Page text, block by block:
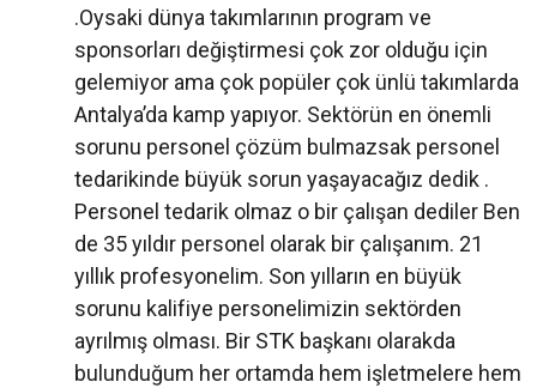
.Oysaki dünya takımlarının program ve
sponsorları değiştirmesi çok zor olduğu için
gelemiyor ama çok popüler çok ünlü takımlarda
Antalya’da kamp yapıyor. Sektörün en önemli
sorunu personel çözüm bulmazsak personel
tedarikinde büyük sorun yaşayacağız dedik .
Personel tedarik olmaz o bir çalışan dediler Ben
de 35 yıldır personel olarak bir çalışanım. 21
yıllık profesyonelim. Son yılların en büyük
sorunu kalifiye personelimizin sektörden
ayrılmış olması. Bir STK başkanı olarakda
bulunduğum her ortamda hem işletmelere hem